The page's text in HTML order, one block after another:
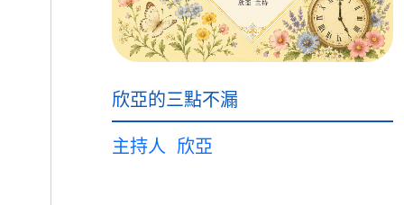
欣亞的三點不漏
主持人 欣亞